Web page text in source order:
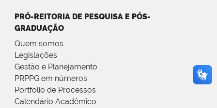
PRÓ-REITORIA DE PESQUISA E PÓS-
GRADUAÇÃO
Quem somos
Legislações
Gestão e Planejamento
PRPPG em números
Portfolio de Processos
Calendário Acadêmico